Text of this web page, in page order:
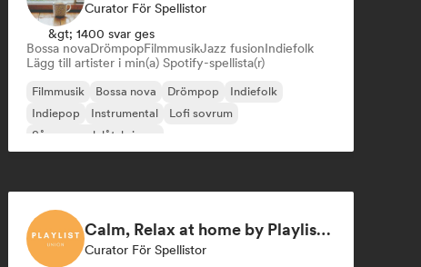
Curator För Spellistor
&gt; 1400 svar ges
Bossa novaDrömpopFilmmusikJazz fusionIndiefolk
Lägg till artister i min(a) Spotify-spellista(r)
Filmmusik Bossa nova Drömpop
Indiefolk
Indiepop
Instrumental
Lofi sovrum
Sångare och låtskrivare
Calm, Relax at home by Playlist Union
Curator För Spellistor